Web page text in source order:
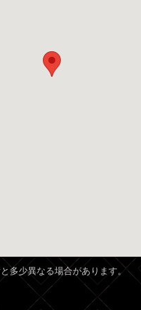
多少異なる場合があります。